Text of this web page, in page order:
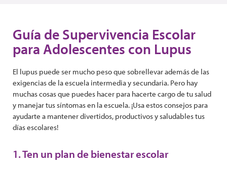
Guía de Supervivencia Escolar
para Adolescentes con Lupus
El lupus puede ser mucho peso que sobrellevar además de las
exigencias de la escuela intermedia y secundaria. Pero hay
muchas cosas que puedes hacer para hacerte cargo de tu salud
y manejar tus síntomas en la escuela. ¡Usa estos consejos para
ayudarte a mantener divertidos, productivos y saludables tus
días escolares!
1. Ten un plan de bienestar escolar